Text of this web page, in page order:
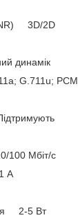
3D/2D
динамік
G.711u; PCM
100 Мбіт/с
А
2-5 Вт